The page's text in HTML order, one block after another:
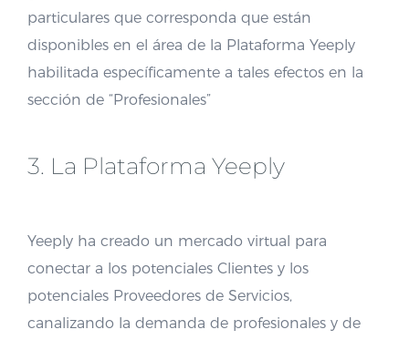
particulares que corresponda que están
disponibles en el área de la Plataforma Yeeply
habilitada específicamente a tales efectos en la
sección de “Profesionales”
3. La Plataforma Yeeply
Yeeply ha creado un mercado virtual para
conectar a los potenciales Clientes y los
potenciales Proveedores de Servicios,
canalizando la demanda de profesionales y de